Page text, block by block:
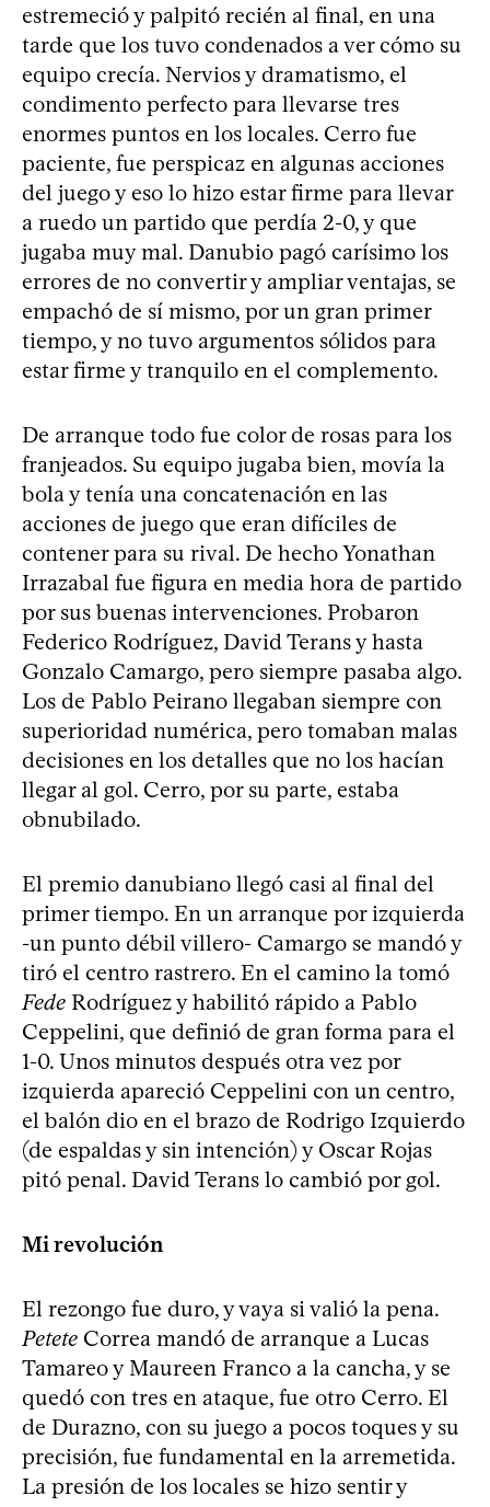
estremeció y palpitó recién al final, en una
tarde que los tuvo condenados a ver cómo su
equipo crecía. Nervios y dramatismo, el
condimento perfecto para llevarse tres
enormes puntos en los locales. Cerro fue
paciente, fue perspicaz en algunas acciones
del juego y eso lo hizo estar firme para llevar
a ruedo un partido que perdía 2-0, y que
jugaba muy mal. Danubio pagó carísimo los
errores de no convertir y ampliar ventajas, se
empachó de sí mismo, por un gran primer
tiempo, y no tuvo argumentos sólidos para
estar firme y tranquilo en el complemento.
De arranque todo fue color de rosas para los
franjeados. Su equipo jugaba bien, movía la
bola y tenía una concatenación en las
acciones de juego que eran difíciles de
contener para su rival. De hecho Yonathan
Irrazabal fue figura en media hora de partido
por sus buenas intervenciones. Probaron
Federico Rodríguez, David Terans y hasta
Gonzalo Camargo, pero siempre pasaba algo.
Los de Pablo Peirano llegaban siempre con
superioridad numérica, pero tomaban malas
decisiones en los detalles que no los hacían
llegar al gol. Cerro, por su parte, estaba
obnubilado.
El premio danubiano llegó casi al final del
primer tiempo. En un arranque por izquierda
-un punto débil villero- Camargo se mandó y
tiró el centro rastrero. En el camino la tomó
Fede Rodríguez y habilitó rápido a Pablo
Ceppelini, que definió de gran forma para el
1-0. Unos minutos después otra vez por
izquierda apareció Ceppelini con un centro,
el balón dio en el brazo de Rodrigo Izquierdo
(de espaldas y sin intención) y Oscar Rojas
pitó penal. David Terans lo cambió por gol.
Mi revolución
El rezongo fue duro, y vaya si valió la pena.
Petete Correa mandó de arranque a Lucas
Tamareo y Maureen Franco a la cancha, y se
quedó con tres en ataque, fue otro Cerro. El
de Durazno, con su juego a pocos toques y su
precisión, fue fundamental en la arremetida.
La presión de los locales se hizo sentir y